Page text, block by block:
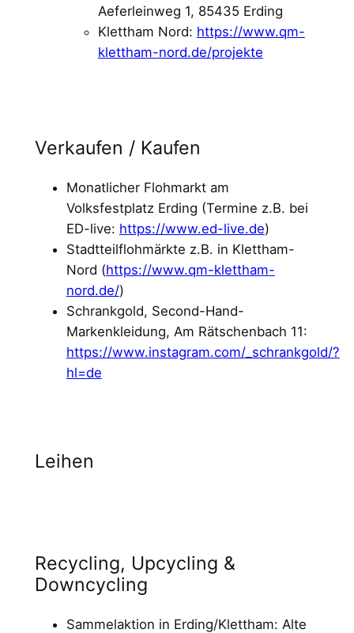
Aeferleinweg 1, 85435 Erding
Klettham Nord: https://www.qm-
klettham-nord.de/projekte
Verkaufen / Kaufen
Monatlicher Flohmarkt am
Volksfestplatz Erding (Termine z.B. bei
ED-live: https://www.ed-live.de)
Stadtteilflohmärkte z.B. in Klettham-
Nord (https://www.qm-klettham-
nord.de/)
Schrankgold, Second-Hand-
Markenkleidung, Am Rätschenbach 11:
https://www.instagram.com/_schrankgold/?
hl=de
Leihen
Recycling, Upcycling &
Downcycling
Sammelaktion in Erding/Klettham: Alte